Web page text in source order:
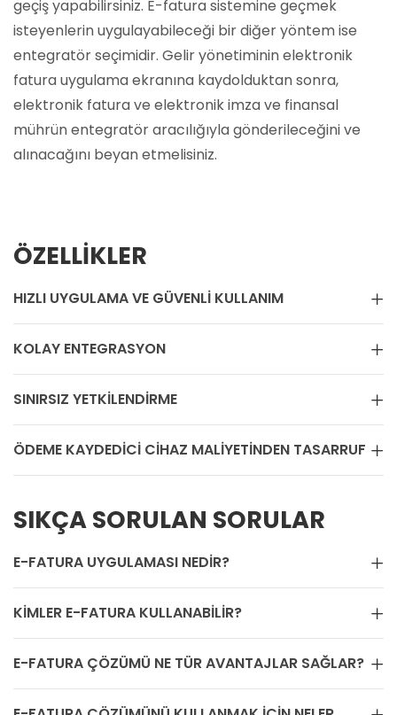
geçiş yapabilirsiniz. E-fatura sistemine geçmek
isteyenlerin uygulayabileceği bir diğer yöntem ise
entegratör seçimidir. Gelir yönetiminin elektronik
fatura uygulama ekranına kaydolduktan sonra,
elektronik fatura ve elektronik imza ve finansal
mührün entegratör aracılığıyla gönderileceğini ve
alınacağını beyan etmelisiniz.
ÖZELLIKLER
HIZLI UYGULAMA VE GÜVENLI KULLANIM
KOLAY ENTEGRASYON
SINIRSIZ YETKILENDIRME
ÖDEME KAYDEDICI CIHAZ MALIYETINDEN TASARRUF
SIKÇA SORULAN SORULAR
E-FATURA UYGULAMASI NEDIR?
KIMLER E-FATURA KULLANABILIR?
E-FATURA ÇÖZÜMÜ NE TÜR AVANTAJLAR SAĞLAR?